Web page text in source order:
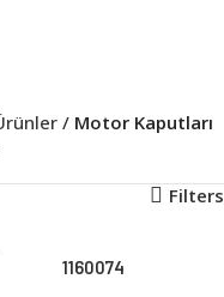
Motor Kaputları
Filters
1160074